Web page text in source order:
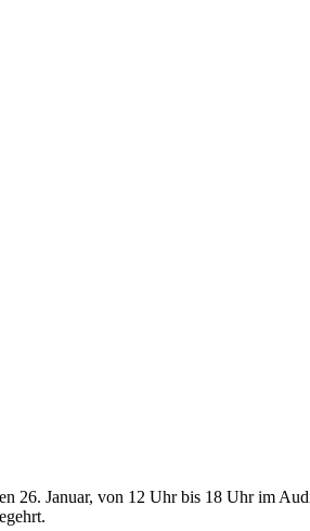
26. Januar, von 12 Uhr bis 18 Uhr im